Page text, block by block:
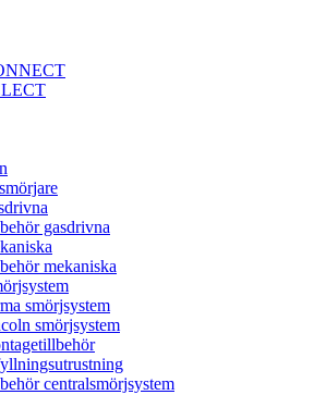
gasdrivna
mekaniska
smörjsystem
smörjsystem
centralsmörjsystem